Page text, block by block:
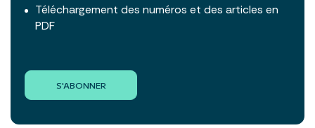
Téléchargement des numéros et des articles en
PDF
S'ABONNER